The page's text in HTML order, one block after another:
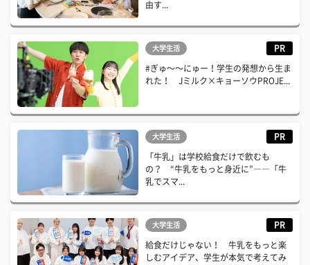
由す...
大学生活 PR
#ぎゅ〜〜にゅー！学生の発想から生ま
れた！ Jミルク×キョーソウPROJE...
大学生活 PR
「牛乳」は学校給食だけで飲むも
の？ “牛乳をもっと身近に”――「牛
乳でスマ...
大学生活 PR
給食だけじゃない！ 牛乳をもっと楽
しむアイデア、学生が本気で考えてみ